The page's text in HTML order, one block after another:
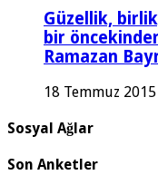
Güzellik,
bir
Ramazan
18 Temmuz 2015
Sosyal Ağlar
Son Anketler